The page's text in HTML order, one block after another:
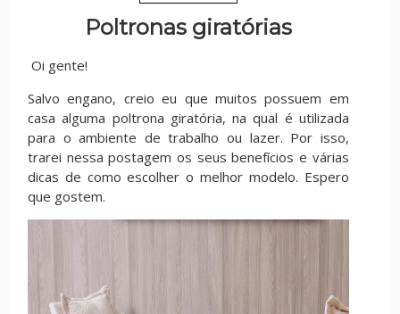
Poltronas giratórias
Oi gente!
Salvo engano, creio eu que muitos possuem em
casa alguma poltrona giratória, na qual é utilizada
para o ambiente de trabalho ou lazer. Por isso,
trarei nessa postagem os seus benefícios e várias
dicas de como escolher o melhor modelo. Espero
que gostem.